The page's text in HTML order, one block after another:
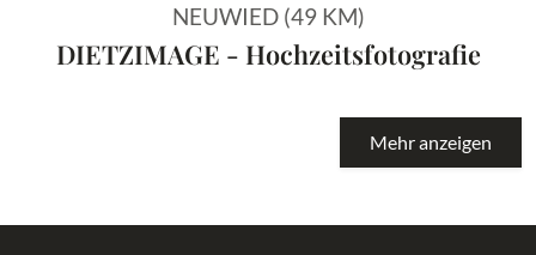
NEUWIED (49 KM)
DIETZIMAGE - Hochzeitsfotografie
Mehr anzeigen